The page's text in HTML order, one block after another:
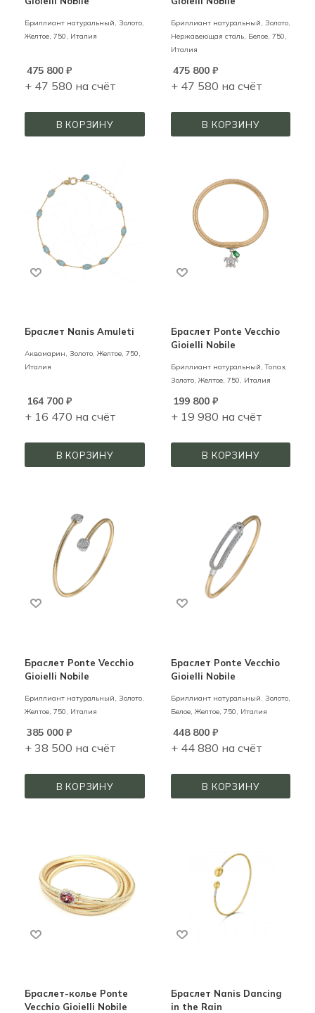
Бриллиант натуральный, Золото,
Желтое, 750, Италия
475 800 ₽
+ 47 580 на счёт
В КОРЗИНУ
Бриллиант натуральный, Золото,
Нержавеющая сталь, Белое, 750,
Италия
475 800₽
+ 47 580 на счёт
В КОРЗИНУ
Браслет Nanis Amuleti
Аквамарин, Золото,Желтое, 750,
Италия
164 700 ₽
+ 16 470 на счёт
В КОРЗИНУ
Браслет Ponte Vecchio
Gioielli Nobile
Бриллиант натуральный, Топаз,
Золото,Желтое, 750, Италия
199 800₽
+ 19 980 на счёт
В КОРЗИНУ
Браслет Ponte Vecchio
Gioielli Nobile
Бриллиант натуральный, Золото,
Желтое, 750, Италия
385 000 ₽
+ 38 500 на счёт
В КОРЗИНУ
Браслет Ponte Vecchio
Gioielli Nobile
Бриллиант натуральный, Золото,
Белое, Желтое, 750, Италия
448 800₽
+ 44 880 на счёт
В КОРЗИНУ
Браслет-колье Ponte
Vecchio Gioielli Nobile
Браслет Nanis Dancing
in the Rain